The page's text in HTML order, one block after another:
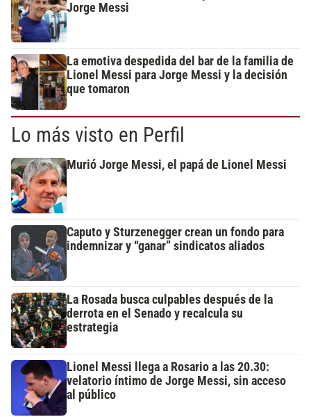
Jorge Messi
La emotiva despedida del bar de la familia de
Lionel Messi para Jorge Messi y la decisión
que tomaron
Lo más visto en Perfil
Murió Jorge Messi, el papá de Lionel Messi
Caputo y Sturzenegger crean un fondo para
indemnizar y “ganar” sindicatos aliados
La Rosada busca culpables después de la
derrota en el Senado y recalcula su
estrategia
Lionel Messi llega a Rosario a las 20.30:
velatorio íntimo de Jorge Messi, sin acceso
al público